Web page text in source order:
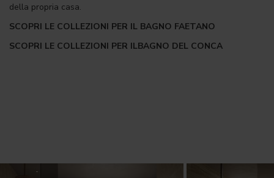
della propria casa.
SCOPRI LE COLLEZIONI PER IL BAGNO FAETANO
SCOPRI LE COLLEZIONI PER ILBAGNO DEL CONCA